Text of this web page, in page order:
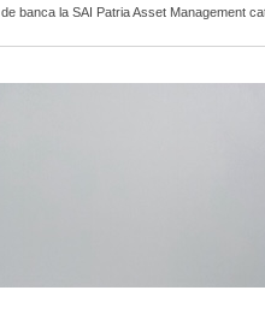
banca la SAI Patria Asset Management